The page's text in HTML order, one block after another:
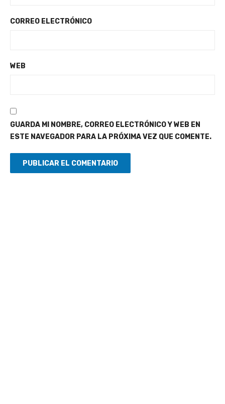
CORREO ELECTRÓNICO
WEB
GUARDA MI NOMBRE, CORREO ELECTRÓNICO Y WEB EN
ESTE NAVEGADOR PARA LA PRÓXIMA VEZ QUE COMENTE.